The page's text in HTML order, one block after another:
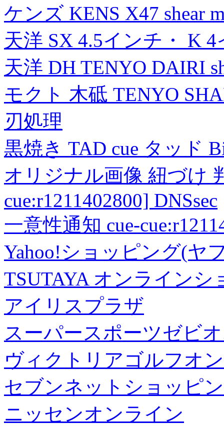
ケンズ KENS X47 shear
天洋 SX 4.5インチ・ K
天洋 DH TENYO DAIRI
モクト 木砥 TENYO
刃処理
黒焼き TAD cue タッド
オリジナル画像 紐づけ
cue:r1211402800] DNSsec
一意性通知 cue-
Yahoo!ショッピング(ヤ
TSUTAYA オンラインシ
アイリスプラザ
スーパースポーツゼビ
ヴィクトリアゴルフオ
セブンネットショッピ
ニッセンオンライン